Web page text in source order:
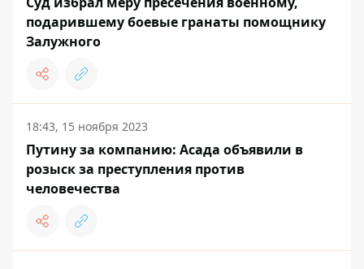
подарившему боевые гранаты помощнику
Залужного
18:43, 15 ноября 2023
Путину за компанию: Асада объявили в
розыск за преступления против
человечества